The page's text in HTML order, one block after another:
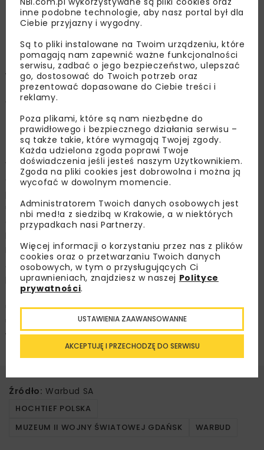
gdańskiej realizacji architektonicznej”. Tytułem
najlepszej realizacji architektonicznej Gdańska
uhonorowano wszystkich uczestników procesu
inwestycyjnego: inwestora, projektanta oraz
wykonawcę Muzeum II Wojny Światowej –
konsorcjum firm Warbud oraz HOCHTIEF Polska.
W imieniu Warbudu nagrodę odebrał p. Karol
Puszerkiewicz, Dyrektor Kontraktu
odpowiedzialny za realizację tej budowy.
Wyróżnione zostały inwestycje za szczególne wartości
architektoniczne dla przestrzeni publicznej. Nagroda
udział obiekty zrealizowane i oddane do użytku w
okresie ostatnich dwóch lat poprzedzających rok
Kapituła złożona z przedstawicieli Stowarzyszenia
Architektów Polskich Oddział Wybrzeże oraz
przedstawicieli Urzędu Miejskiego w Gdańsku.
Muzeum „to silne połączenie architektury i emocji jest
unikalną cechą tego projektu i potwierdza wysokie
umiejętności projektowe jego autorów” – czytamy w
werdykcie Jury.
Źródło: Warbud SA
HOCHTIEF POLSKA
MUZEUM II WOJNY ŚWIATOWEJ GDAŃSK
WARBUD
inne podobne technologie, aby nasz portal był dla
Ciebie przyjazny i wygodny.
Są to pliki instalowane na Twoim urządzeniu, które
pomagają nam zapewnić ważne funkcjonalności
serwisu, zadbać o jego bezpieczeństwo, ulepszać
go, dostosować do Twoich potrzeb oraz
prezentować dopasowane do Ciebie treści i
reklamy.
Poza plikami, które są nam niezbędne do
prawidłowego i bezpiecznego działania serwisu –
są także takie, które wymagają Twojej zgody.
Każda udzielona zgoda poprawi Twoje
doświadczenia jeśli jesteś naszym Użytkownikiem.
Zgoda na pliki cookies jest dobrowolna i można ją
wycofać w dowolnym momencie.
Administratorem Twoich danych osobowych jest
nbi med!a z siedzibą w Krakowie, a w niektórych
przypadkach nasi Partnerzy.
Więcej informacji o korzystaniu przez nas z plików
cookies oraz o przetwarzaniu Twoich danych
osobowych, w tym o przysługujących Ci
uprawnieniach, znajdziesz w naszej Polityce
prywatności.
AKCEPTUJĘ I PRZECHODZĘ DO SERWISU
USTAWIENIA ZAAWANSOWANNE